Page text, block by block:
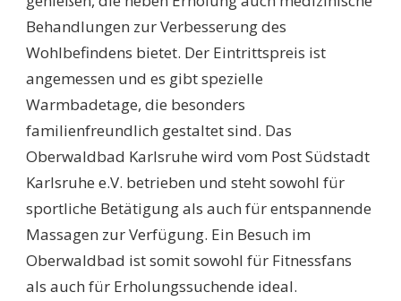
Behandlungen zur Verbesserung des
Wohlbefindens bietet. Der Eintrittspreis ist
angemessen und es gibt spezielle
Warmbadetage, die besonders
familienfreundlich gestaltet sind. Das
Oberwaldbad Karlsruhe wird vom Post Südstadt
Karlsruhe e.V. betrieben und steht sowohl für
sportliche Betätigung als auch für entspannende
Massagen zur Verfügung. Ein Besuch im
Oberwaldbad ist somit sowohl für Fitnessfans
als auch für Erholungssuchende ideal.